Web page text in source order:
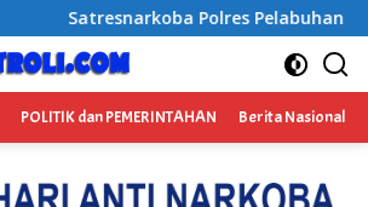
Satresnarkoba Polres Pelabuhan
POLITIK dan PEMERINTAHAN Berita Nasional